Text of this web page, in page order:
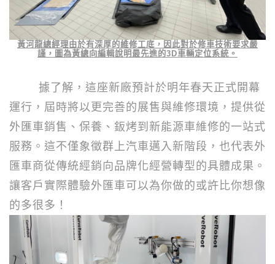
黃河龍總經理由於有深厚的維修工底，因此對於修車技術要求嚴
謹，圖為黃總向編輯說明最先進的3D車輛定位系統。
據了解，這座新廠預計於明年春天正式開幕
運行，屆時將以更完善的展售與維修環境，提供從
外匯車銷售、保養、鈑烤到新能源車維修的一站式
服務。這不僅象徵群上汽車邁入新階段，也代表外
匯車商從傳統經銷向品牌化經營轉型的具體成果。
讓客戶實際體驗外匯車可以為你做的或許比你想像
的多很多！